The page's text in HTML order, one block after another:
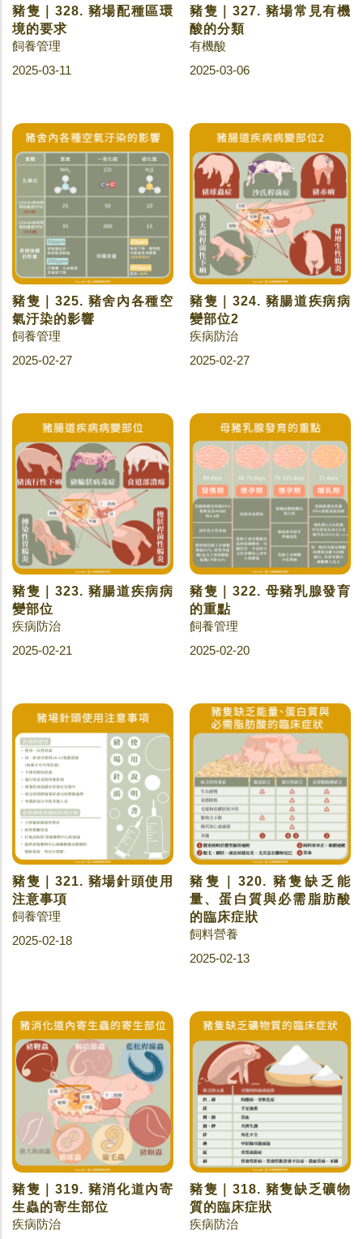
豬隻｜328. 豬場配種區環
境的要求
飼養管理
2025-03-11
豬隻｜327. 豬場常見有機
酸的分類
有機酸
2025-03-06
豬隻｜325. 豬舍內各種空
氣汙染的影響
飼養管理
2025-02-27
豬隻｜324. 豬腸道疾病病
變部位2
疾病防治
2025-02-27
豬隻｜323. 豬腸道疾病病
變部位
疾病防治
2025-02-21
豬隻｜322. 母豬乳腺發育
的重點
飼養管理
2025-02-20
豬隻｜321. 豬場針頭使用
注意事項
飼養管理
2025-02-18
豬隻｜320. 豬隻缺乏能
量、蛋白質與必需脂肪酸
的臨床症狀
飼料營養
2025-02-13
豬隻｜319. 豬消化道內寄
生蟲的寄生部位
疾病防治
豬隻｜318. 豬隻缺乏礦物
質的臨床症狀
疾病防治